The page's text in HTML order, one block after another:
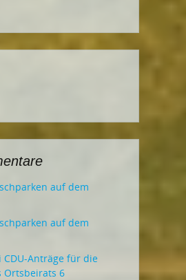
auf dem
auf dem
CDU-Anträge für die
Ortsbeirats 6